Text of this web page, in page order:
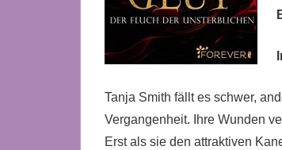
Tanja Smith fällt es schwer,
Vergangenheit. Ihre Wunden
Erst als sie den attraktiven